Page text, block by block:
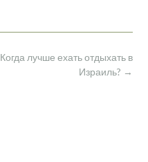
Когда лучше ехать отдыхать в
Израиль? →